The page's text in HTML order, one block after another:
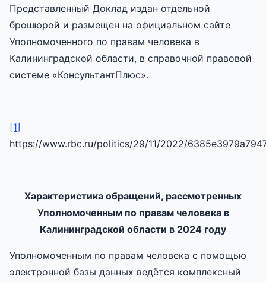
Представленный Доклад издан отдельной
брошюрой и размещен на официальном сайте
Уполномоченного по правам человека в
Калининградской области, в справочной правовой
системе «КонсультантПлюс».
[1]
https://www.rbc.ru/politics/29/11/2022/
Характеристика обращений, рассмотренных
Уполномоченнымпо правам человека в
Калининградской области в 2024 году
Уполномоченным по правам человека с помощью
электронной базы данных ведётся комплексный